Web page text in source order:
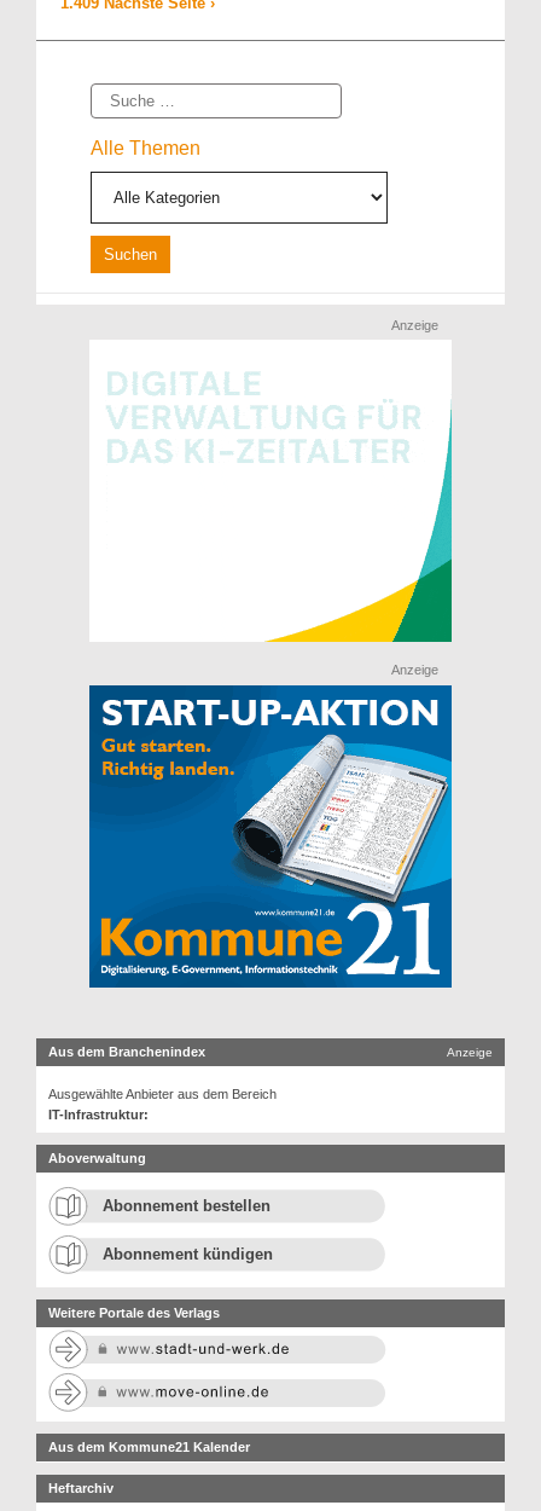
Suche
Alle Themen
Anzeige
Anzeige
Aus dem Branchenindex Anzeige
Ausgewählte Anbieter aus dem Bereich
IT-Infrastruktur:
Aboverwaltung
Abonnement bestellen
Abonnement kündigen
Weitere Portale des Verlags
Aus dem Kommune21 Kalender
Heftarchiv